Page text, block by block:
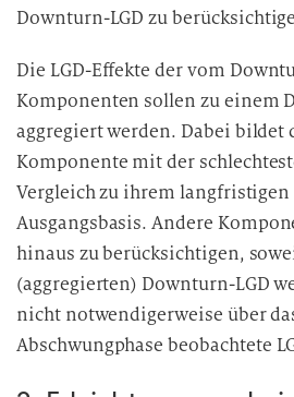
Downturn-LGD zu
Die LGD-Effekte der vom
Komponenten sollen zu einem
aggregiert werden. Dabei bildet
Komponente mit der
Vergleich zu ihrem
Ausgangsbasis. Andere
hinaus zu berücksichtigen,
(aggregierten) Downturn-LGD
nicht notwendigerweise über
Abschwungphase beobachtete